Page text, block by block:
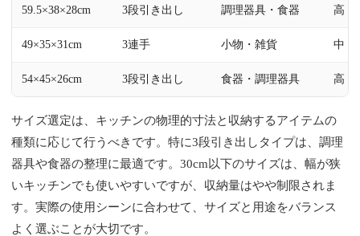
59.5×38×28cm 3段引き出し 調理器具・食器 高
49×35×31cm 3連手 小物・雑貨 中
54×45×26cm 3段引き出し 食器・調理器具 高
サイズ選定は、キッチンの物理的寸法と収納するアイテムの
種類に応じて行うべきです。特に3段引き出しタイプは、調理
器具や食器の整理に最適です。30cm以下のサイズは、幅が狭
いキッチンでも使いやすいですが、収納量はやや制限されま
す。実際の使用シーンに合わせて、サイズと用途をバランス
よく選ぶことが大切です。